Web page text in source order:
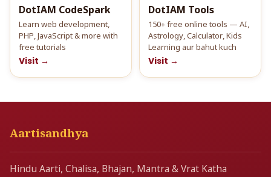
DotIAM CodeSpark
Learn web development,
PHP, JavaScript & more with
free tutorials
Visit →
DotIAM Tools
150+ free online tools — AI,
Astrology, Calculator, Kids
Learning aur bahut kuch
Visit →
Aartisandhya
Hindu Aarti, Chalisa, Bhajan, Mantra & Vrat Katha